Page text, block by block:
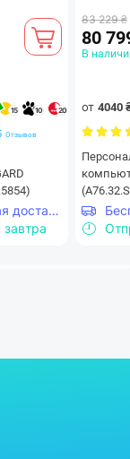
15 10 20
Отзывов
Бесплатная доставка
83 229 ₴
80
В
от 4040